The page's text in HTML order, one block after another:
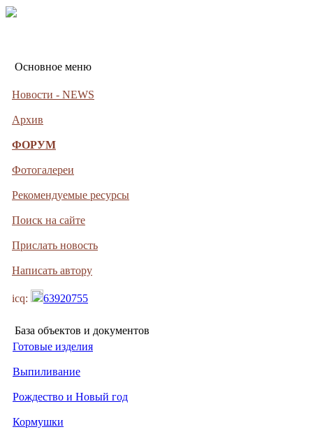
Основное меню
Новости - NEWS
Архив
ФОРУМ
Фотогалереи
Рекомендуемые ресурсы
Поиск на сайте
Прислать новость
Написать автору
icq: 63920755
База объектов и документов
Готовые изделия
Выпиливание
Рождество и Новый год
Кормушки